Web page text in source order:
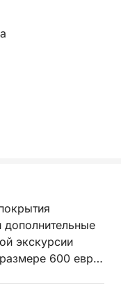
дополнительные
экскурсии
600 евро,